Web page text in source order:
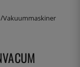
Vakuummaskiner